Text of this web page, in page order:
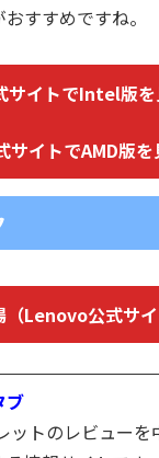
すすめですね。
サイトでIntel版を
サイトでAMD版を
（Lenovo公式サ
ブ
ットのレビュー